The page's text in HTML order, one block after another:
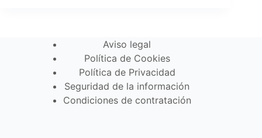
Aviso legal
Política de Cookies
Política de Privacidad
Seguridad de la información
Condiciones de contratación